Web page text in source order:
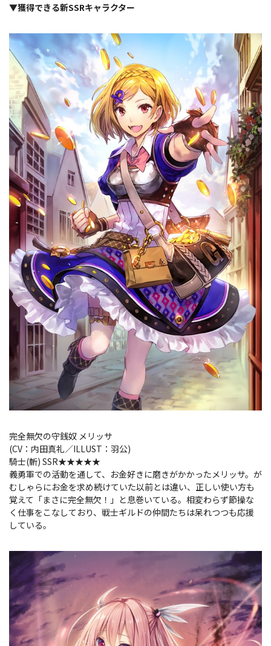
▼獲得できる新SSRキャラクター
完全無欠の守銭奴 メリッサ
(CV：内田真礼／ILLUST：羽公)
騎士(斬) SSR★★★★★
義勇軍での活動を通して、お金好きに磨きがかかったメリッサ。が
むしゃらにお金を求め続けていた以前とは違い、正しい使い方も
覚えて「まさに完全無欠！」と息巻いている。相変わらず節操な
く仕事をこなしており、戦士ギルドの仲間たちは呆れつつも応援
している。